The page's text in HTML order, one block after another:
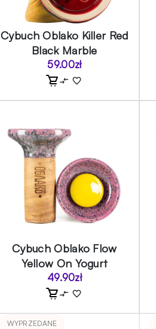
Cybuch Oblako Killer Red
Black Marble
59.00zł
Cybuch Oblako Flow
Yellow On Yogurt
49.90zł
WYPRZEDANE